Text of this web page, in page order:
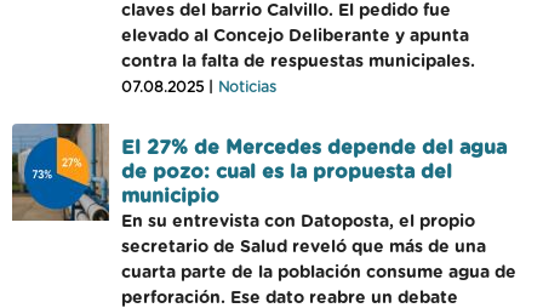
claves del barrio Calvillo. El pedido fue
elevado al Concejo Deliberante y apunta
contra la falta de respuestas municipales.
07.08.2025 | Noticias
El 27% de Mercedes depende del agua
de pozo: cual es la propuesta del
municipio
En su entrevista con Datoposta, el propio
secretario de Salud reveló que más de una
cuarta parte de la población consume agua de
perforación. Ese dato reabre un debate